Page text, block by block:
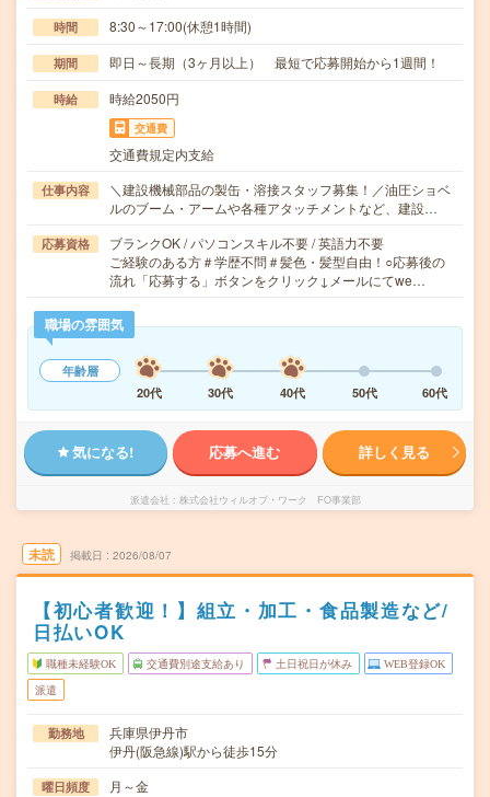
時間 8:30～17:00(休憩1時間)
期間 即日～長期（3ヶ月以上） 最短で応募開始から1週間！
時給 時給2050円
交通費
交通費規定内支給
仕事内容
＼建設機械部品の製缶・溶接スタッフ募集！／油圧ショベ
ルのブーム・アームや各種アタッチメントなど、建設…
応募資格
ブランクOK / パソコンスキル不要 / 英語力不要
ご経験のある方＃学歴不問＃髪色・髪型自由！○応募後の
流れ「応募する」ボタンをクリック↓メールにてwe…
職場の雰囲気
年齢層
20代
30代 40代 50代 60代
気になる! 応募へ進む 詳しく見る
派遣会社 株式会社ウィルオブ・ワーク FO事業部
未読 掲載日 2026/08/07
【初心者歓迎！】組立・加工・食品製造など/
日払いOK
職種未経験OK 交通費別途支給あり 土日祝日が休み WEB登録OK
派遣
勤務地
兵庫県伊丹市
伊丹(阪急線)駅から徒歩15分
曜日頻度 月～金